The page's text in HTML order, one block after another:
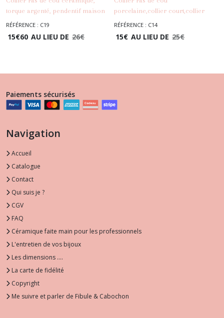
torque argenté, pendentif maison
porcelaine blanche, cadeau Noël
RÉFÉRENCE : C19
15€60 AU LIEU DE 26€
porcelaine,collier court,collier
feuilles,cabochons et perles
asymétrique,collier d'automne,ras
RÉFÉRENCE : C14
15€ AU LIEU DE 25€
Paiements sécurisés
Navigation
Accueil
Catalogue
Contact
Qui suis je ?
CGV
FAQ
Céramique faite main pour les professionnels
L'entretien de vos bijoux
Les dimensions ....
La carte de fidélité
Copyright
Me suivre et parler de Fibule & Cabochon